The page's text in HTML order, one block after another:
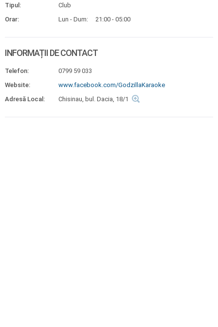
Tipul:
Club
Orar:
Lun - Dum: 21:00 - 05:00
INFORMAȚII DE CONTACT
Telefon:
0799 59 033
Website:
www.facebook.com/GodzillaKaraoke
Adresă Local:
Chisinau, bul. Dacia, 18/1